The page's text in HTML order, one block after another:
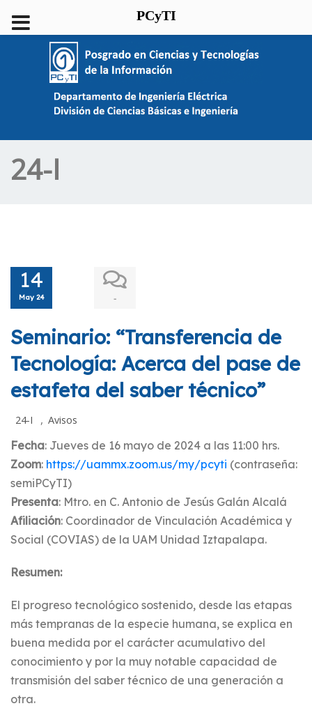
24-I
14
May 24 -
Seminario: “Transferencia de
Tecnología: Acerca del pase de
estafeta del saber técnico”
24-I , Avisos
Fecha: Jueves de 16 mayo de 2024 a las 11:00 hrs.
Zoom: https://uammx.zoom.us/my/pcyti (contraseña:
semiPCyTI)
Presenta: Mtro. en C. Antonio de Jesús Galán Alcalá
Afiliación: Coordinador de Vinculación Académica y
Social (COVIAS) de la UAM Unidad Iztapalapa.
Resumen:
El progreso tecnológico sostenido, desde las etapas
más tempranas de la especie humana, se explica en
buena medida por el carácter acumulativo del
conocimiento y por la muy notable capacidad de
transmisión del saber técnico de una generación a
otra.
PCyTI